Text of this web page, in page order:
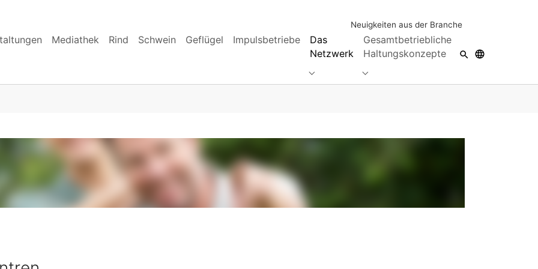
Neuigkeiten aus der Branche
Mediathek Rind Schwein Geflügel Impulsbetriebe
Das
Netzwerk
Submenu for "Das Netzwerk"
Gesamtbetriebliche
Haltungskonzepte
Submenu for "Gesamtbetriebliche